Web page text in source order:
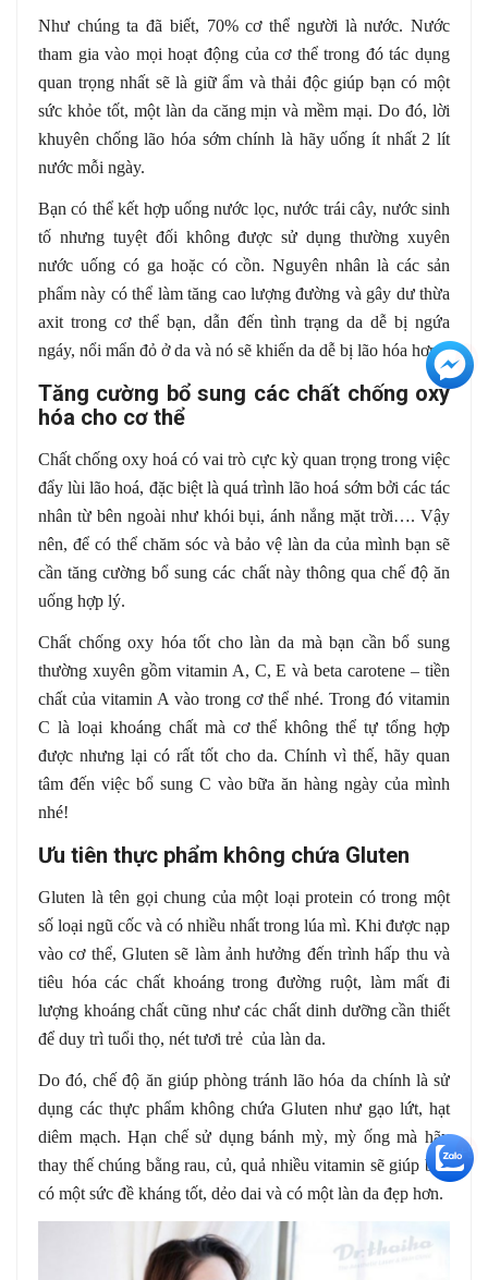
Như chúng ta đã biết, 70% cơ thể người là nước. Nước
tham gia vào mọi hoạt động của cơ thể trong đó tác dụng
quan trọng nhất sẽ là giữ ẩm và thải độc giúp bạn có một
sức khỏe tốt, một làn da căng mịn và mềm mại. Do đó, lời
khuyên chống lão hóa sớm chính là hãy uống ít nhất 2 lít
nước mỗi ngày.
Bạn có thể kết hợp uống nước lọc, nước trái cây, nước sinh
tố nhưng tuyệt đối không được sử dụng thường xuyên
nước uống có ga hoặc có cồn. Nguyên nhân là các sản
phẩm này có thể làm tăng cao lượng đường và gây dư thừa
axit trong cơ thể bạn, dẫn đến tình trạng da dễ bị ngứa
ngáy, nổi mẩn đỏ ở da và nó sẽ khiến da dễ bị lão hóa hơn.
Tăng cường bổ sung các chất chống oxy
hóa cho cơ thể
Chất chống oxy hoá có vai trò cực kỳ quan trọng trong việc
đẩy lùi lão hoá, đặc biệt là quá trình lão hoá sớm bởi các tác
nhân từ bên ngoài như khói bụi, ánh nắng mặt trời…. Vậy
nên, để có thể chăm sóc và bảo vệ làn da của mình bạn sẽ
cần tăng cường bổ sung các chất này thông qua chế độ ăn
uống hợp lý.
Chất chống oxy hóa tốt cho làn da mà bạn cần bổ sung
thường xuyên gồm vitamin A, C, E và beta carotene – tiền
chất của vitamin A vào trong cơ thể nhé. Trong đó vitamin
C là loại khoáng chất mà cơ thể không thể tự tổng hợp
được nhưng lại có rất tốt cho da. Chính vì thế, hãy quan
tâm đến việc bổ sung C vào bữa ăn hàng ngày của mình
nhé!
Ưu tiên thực phẩm không chứa Gluten
Gluten là tên gọi chung của một loại protein có trong một
số loại ngũ cốc và có nhiều nhất trong lúa mì. Khi được nạp
vào cơ thể, Gluten sẽ làm ảnh hưởng đến trình hấp thu và
tiêu hóa các chất khoáng trong đường ruột, làm mất đi
lượng khoáng chất cũng như các chất dinh dưỡng cần thiết
để duy trì tuổi thọ, nét tươi trẻ của làn da.
Do đó, chế độ ăn giúp phòng tránh lão hóa da chính là sử
dụng các thực phẩm không chứa Gluten như gạo lứt, hạt
diêm mạch. Hạn chế sử dụng bánh mỳ, mỳ ống mà hãy
thay thế chúng bằng rau, củ, quả nhiều vitamin sẽ giúp bạn
có một sức đề kháng tốt, dẻo dai và có một làn da đẹp hơn.
+3
+5